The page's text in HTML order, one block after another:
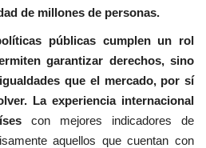
de millones de personas.
públicas cumplen un rol
garantizar derechos, sino
que el mercado, por sí
La experiencia internacional
con mejores indicadores de
aquellos que cuentan con